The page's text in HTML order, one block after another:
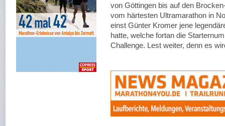
von Göttingen bis auf den
vom härtesten Ultramarathon in
einst Günter Kromer jene
hatte, welche fortan die
Challenge. Lest weiter, denn es